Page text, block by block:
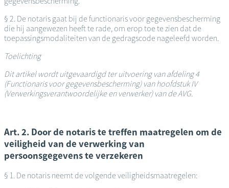
§ 2. De notaris gaat bij de functionaris voor gegevensbescherming
die hij aangewezen heeft te rade, om erop toe te zien dat de
toepassingsmodaliteiten van de gedragscode nageleefd worden.
Toelichting
Dit artikel wordt uitgevaardigd ter uitvoering van afdeling 4
(Functionaris voor gegevensbescherming) van hoofdstuk IV
(Verwerkingsverantwoordelijke en verwerker) van de AVG.
Art. 2. Door de notaris te treffen maatregelen om de
veiligheid van de verwerking van
persoonsgegevens te verzekeren
§ 1. De notaris neemt de volgende veiligheidsmaatregelen: